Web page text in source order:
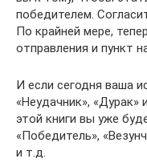
победителем.
По крайней мере,
отправления и пункт
И если сегодня ваша
«Неудачник», «Дурак»
этой книги вы уже
«Победитель»,
и т.д.